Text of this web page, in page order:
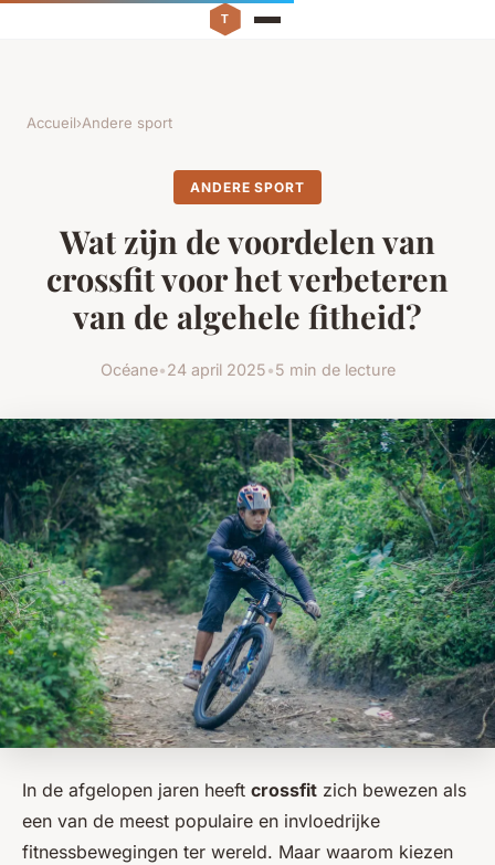
Accueil›Andere sport
ANDERE SPORT
Wat zijn de voordelen van
crossfit voor het verbeteren
van de algehele fitheid?
Océane•24 april 2025•5 min de lecture
In de afgelopen jaren heeft crossfit zich bewezen als
een van de meest populaire en invloedrijke
fitnessbewegingen ter wereld. Maar waarom kiezen